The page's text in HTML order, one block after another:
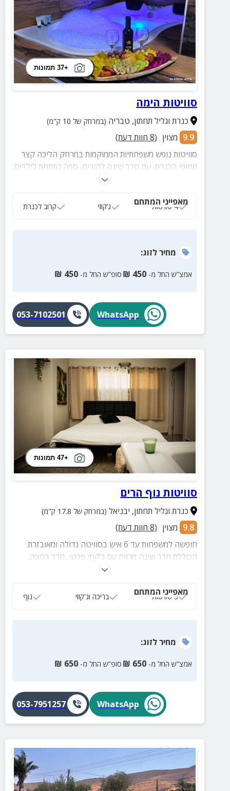
+37 תמונות
סוויטות הימה
כנרת וגליל תחתון, טבריה (במרחק של 10 ק"מ)
9.9 מצוין (
8 חוות דעת)
סוויטות נופש משפחתיות הממוקמות במרחק הליכה קצר
מחופי הכנרת, עם חדר שינה להורים, ספה נפתחת לילדים,
טלוויזיה עם חיבור לכבלים, חדר רחצה ומבטחון
מאפייני המתחם
4 סוויטות ג‘קוזי קרוב לכנרת
מחירלזוג:
אמצ”ש החל מ- 450
₪ סופ”ש החל מ- 450
₪
WhatsApp
053-7102501
+47 תמונות
סוויטות נוף הרים
כנרת וגליל תחתון, יבניאל (במרחק של 17.8 ק"מ)
9.8 מצוין (
8 חוות דעת)
חופשה למשפחות עד 6 איש בסוויטה גדולה ומאובזרת
הכוללת חדר שינה מרווח עם ג'קוזי פרטי, חדר רחצה,
פינת ישיבה, מטבחון וטלוויזיה. במתחם קיימת גם בריכה
מאפייני המתחם
3 סוויטות בריכה וג'קוזי נוף
מחירלזוג:
אמצ”ש החל מ- 650
₪ סופ”ש החל מ- 650
₪
WhatsApp
053-7951257